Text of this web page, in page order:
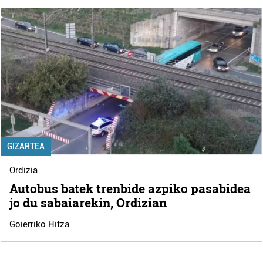
GIZARTEA
Ordizia
Autobus batek trenbide azpiko pasabidea
jo du sabaiarekin, Ordizian
Goierriko Hitza